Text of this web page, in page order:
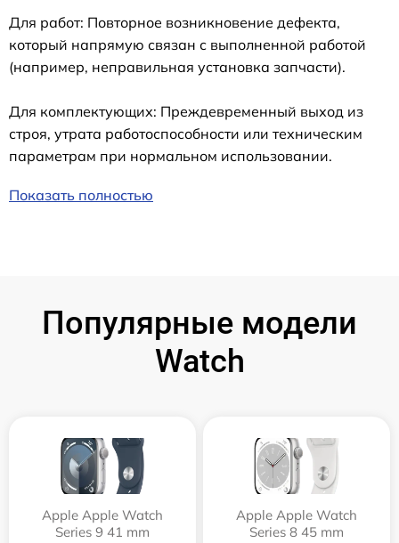
Для работ: Повторное возникновение дефекта,
который напрямую связан с выполненной работой
(например, неправильная установка запчасти).
Для комплектующих: Преждевременный выход из
строя, утрата работоспособности или техническим
параметрам при нормальном использовании.
Показать полностью
Популярные модели
Watch
Apple Apple Watch
Series 9 41 mm
Apple Apple Watch
Series 8 45 mm